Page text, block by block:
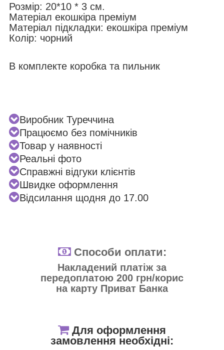
Розмір: 20*10 * 3 см.
Матеріал екошкіра преміум
Матеріал підкладки: екошкіра преміум
Колір: чорний
В комплекте коробка та пильник
Виробник Туреччина
Працюємо без помічників
Товар у наявності
Реальні фото
Справжні відгуки клієнтів
Швидке оформлення
Відсилання щодня до 17.00
Способи оплати:
Накладений платіж за
передоплатою 200 грн/корис
на карту Приват Банка
Для оформлення
замовлення необхідні: